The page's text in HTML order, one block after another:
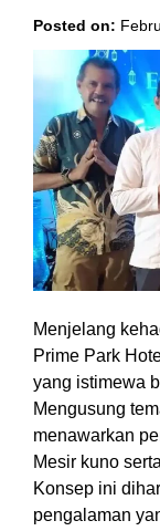
Posted on:
Menjelang
Prime Park
yang istimewa
Mengusung
menawarkan
Mesir kuno
Konsep ini
pengalaman